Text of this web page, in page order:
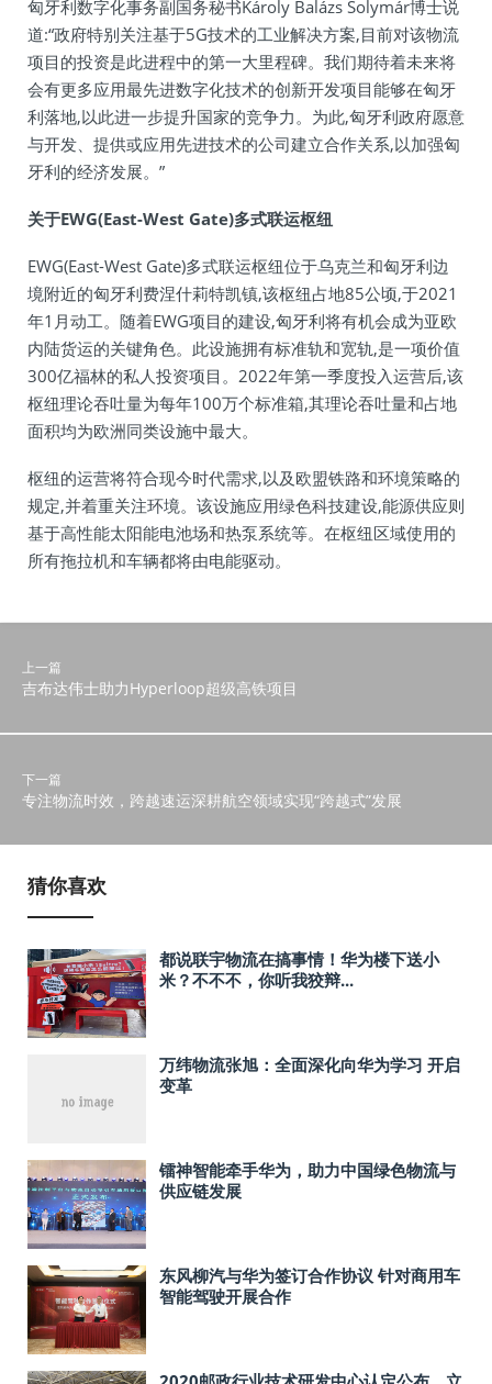
匈牙利数字化事务副国务秘书Károly Balázs Solymár博士说
道:“政府特别关注基于5G技术的工业解决方案,目前对该物流
项目的投资是此进程中的第一大里程碑。我们期待着未来将
会有更多应用最先进数字化技术的创新开发项目能够在匈牙
利落地,以此进一步提升国家的竞争力。为此,匈牙利政府愿意
与开发、提供或应用先进技术的公司建立合作关系,以加强匈
牙利的经济发展。”
关于EWG(East-West Gate)多式联运枢纽
EWG(East-West Gate)多式联运枢纽位于乌克兰和匈牙利边
境附近的匈牙利费涅什莉特凯镇,该枢纽占地85公顷,于2021
年1月动工。随着EWG项目的建设,匈牙利将有机会成为亚欧
内陆货运的关键角色。此设施拥有标准轨和宽轨,是一项价值
300亿福林的私人投资项目。2022年第一季度投入运营后,该
枢纽理论吞吐量为每年100万个标准箱,其理论吞吐量和占地
面积均为欧洲同类设施中最大。
枢纽的运营将符合现今时代需求,以及欧盟铁路和环境策略的
规定,并着重关注环境。该设施应用绿色科技建设,能源供应则
基于高性能太阳能电池场和热泵系统等。在枢纽区域使用的
所有拖拉机和车辆都将由电能驱动。
上一篇
吉布达伟士助力Hyperloop超级高铁项目
下一篇
专注物流时效，跨越速运深耕航空领域实现“跨越式”发展
猜你喜欢
都说联宇物流在搞事情！华为楼下送小
米？不不不，你听我狡辩...
万纬物流张旭：全面深化向华为学习 开启
变革
镭神智能牵手华为，助力中国绿色物流与
供应链发展
东风柳汽与华为签订合作协议 针对商用车
智能驾驶开展合作